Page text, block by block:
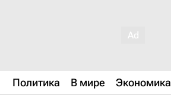
Политика В мире Экономика